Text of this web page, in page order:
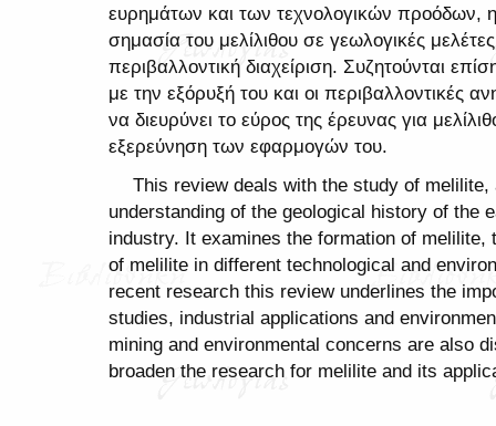
ευρημάτων και των τεχνολογικών προόδων,
σημασία του μελίλιθου σε γεωλογικές
περιβαλλοντική διαχείριση. Συζητούνται
με την εξόρυξή του και οι περιβαλλοντικές
να διευρύνει το εύρος της έρευνας για
εξερεύνηση των εφαρμογών του.
This review deals with the study of
understanding of the geological history of the
industry. It examines the formation of melilite,
of melilite in different technological and
recent research this review underlines the
studies, industrial applications and
mining and environmental concerns are also
broaden the research for melilite and its